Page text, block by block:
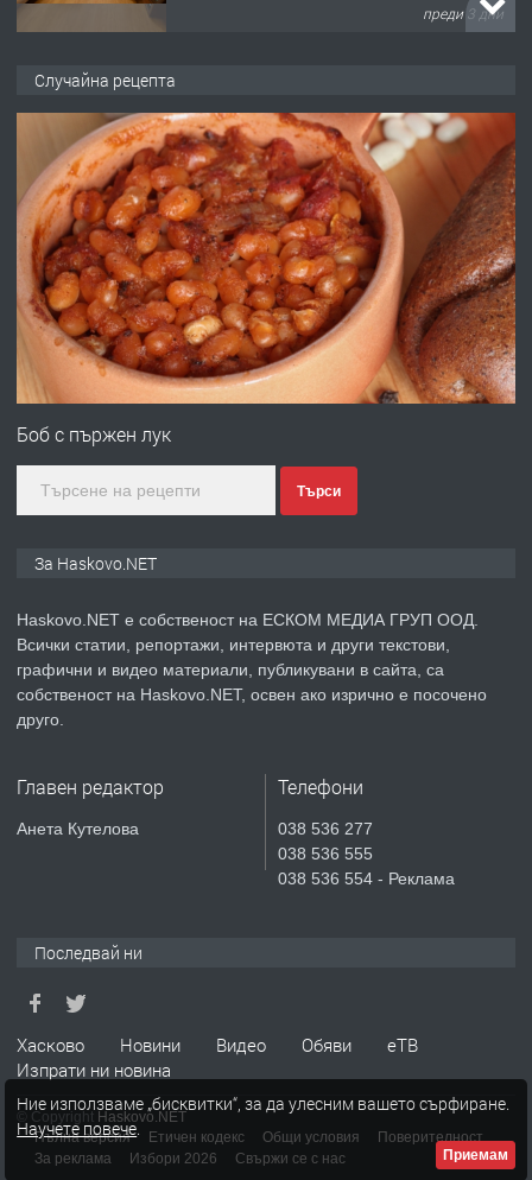
преди 3 дни
АПАРТАМЕНТ В ЦЕНТЪРА НА ГР.
ХАСКОВО
преди 4 дни
ПРЕДЛАГА Давам гараж под наем
преди 4 дни
ПРЕДЛАГА
№4120 Магазин/Офис под наем в кв.
преди 5 дни
ПРЕДЛАГА
Продавам парцел в гр. Хасково кв.
СГЛОБЯВАНЕ НА МЕБЕЛИ.
апартамент под наем в кв.
Училищни, гр. Хасково.
преди 5 дни
Случайна рецепта
Боб с пържен лук
Търси
За Haskovo.NET
Haskovo.NET е собственост на ЕСКОМ МЕДИА ГРУП ООД.
Всички статии, репортажи, интервюта и други текстови,
графични и видео материали, публикувани в сайта, са
собственост на Haskovo.NET, освен ако изрично е посочено
друго.
Главен редактор
Анета Кутелова
Телефони
038 536 277
038 536 555
038 536 554 - Реклама
Последвай ни
Хасково Новини Видео Обяви
еТВ
Изпрати ни новина
© Copyright Haskovo.NET
Пълна версия
Етичен кодекс Общи условия
Поверителност
За реклама
Избори 2026 Свържи се с нас
Ние използваме „бисквитки“, за да улесним вашето сърфиране.
Научете повече.
Приемам